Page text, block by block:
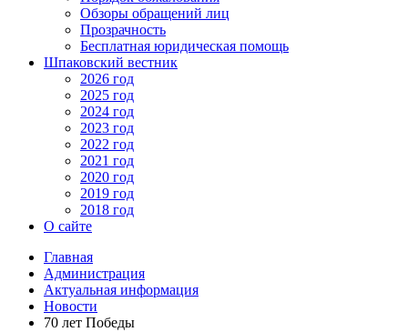
Обзоры обращений лиц
Прозрачность
Бесплатная юридическая помощь
Шпаковский вестник
2026 год
2025 год
2024 год
2023 год
2022 год
2021 год
2020 год
2019 год
2018 год
О сайте
Главная
Администрация
Актуальная информация
Новости
70 лет Победы